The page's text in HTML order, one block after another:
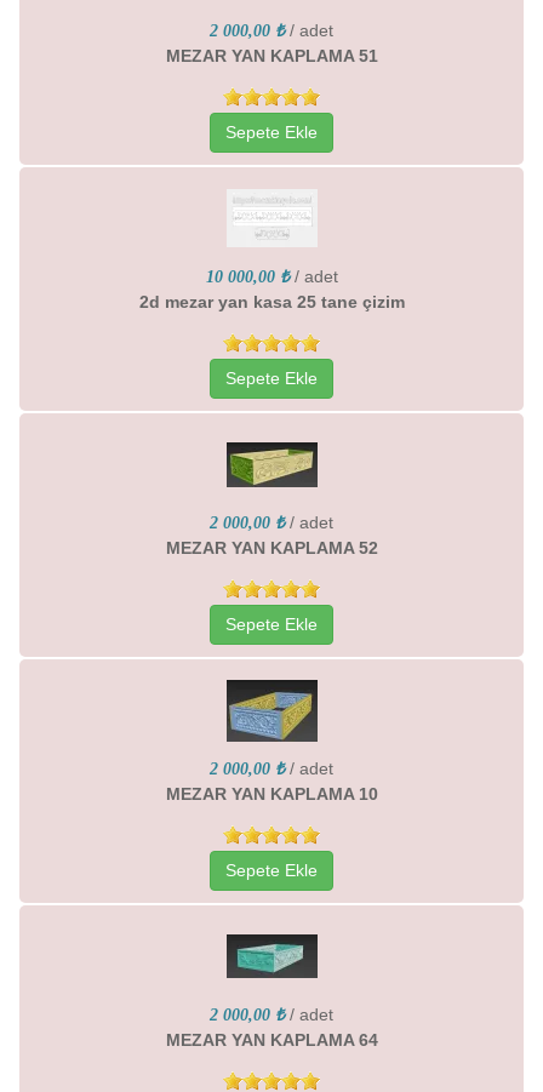
2 000,00 ₺ / adet
MEZAR YAN KAPLAMA 51
Sepete Ekle
10 000,00 ₺ / adet
2d mezar yan kasa 25 tane çizim
Sepete Ekle
2 000,00 ₺ / adet
MEZAR YAN KAPLAMA 52
Sepete Ekle
2 000,00 ₺ / adet
MEZAR YAN KAPLAMA 10
Sepete Ekle
2 000,00 ₺ / adet
MEZAR YAN KAPLAMA 64